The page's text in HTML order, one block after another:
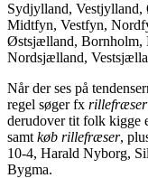
Sydjylland,
Midtfyn, Vestfyn,
Østsjælland, Bornholm,
Nordsjælland,
Når der ses på
regel søger fx
derudover tit folk kigge
samt køb rillefræser,
10-4, Harald Nyborg,
Bygma.